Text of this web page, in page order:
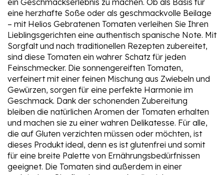
ein Geschmackserlebnis zu machen. Ob als Basis für
eine herzhafte Soße oder als geschmackvolle Beilage
– mit Helios Gebratenen Tomaten verleihen Sie Ihren
Lieblingsgerichten eine authentisch spanische Note. Mit
Sorgfalt und nach traditionellen Rezepten zubereitet,
sind diese Tomaten ein wahrer Schatz für jeden
Feinschmecker. Die sonnengereiften Tomaten,
verfeinert mit einer feinen Mischung aus Zwiebeln und
Gewürzen, sorgen für eine perfekte Harmonie im
Geschmack. Dank der schonenden Zubereitung
bleiben die natürlichen Aromen der Tomaten erhalten
und machen sie zu einer wahren Delikatesse. Für alle,
die auf Gluten verzichten müssen oder möchten, ist
dieses Produkt ideal, denn es ist glutenfrei und somit
für eine breite Palette von Ernährungsbedürfnissen
geeignet. Die Tomaten sind außerdem in einer